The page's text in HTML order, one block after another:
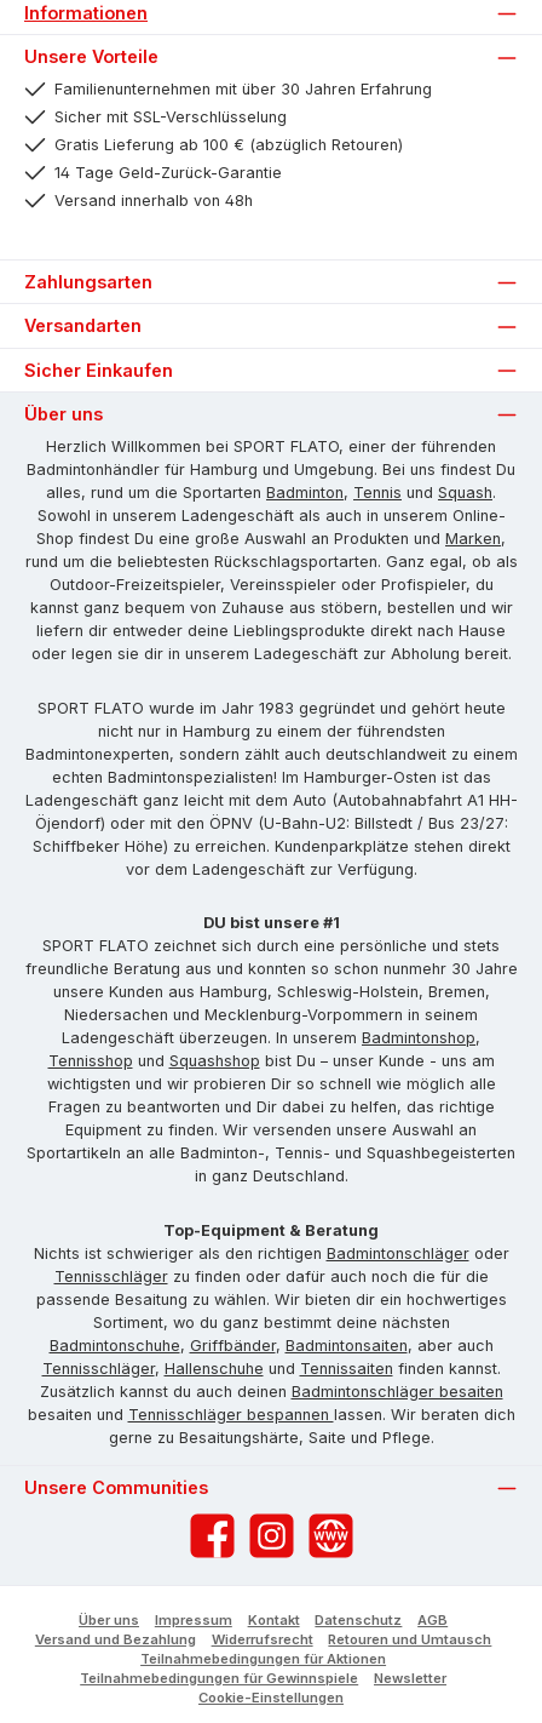
Informationen
Unsere Vorteile
Familienunternehmen mit über 30 Jahren Erfahrung
Sicher mit SSL-Verschlüsselung
Gratis Lieferung ab 100 € (abzüglich Retouren)
14 Tage Geld-Zurück-Garantie
Versand innerhalb von 48h
Zahlungsarten
Versandarten
Sicher Einkaufen
Über uns
Herzlich Willkommen bei SPORT FLATO, einer der führenden
Badmintonhändler für Hamburg und Umgebung. Bei uns findest Du
alles, rund um die Sportarten Badminton, Tennis und Squash.
Sowohl in unserem Ladengeschäft als auch in unserem Online-
Shop findest Du eine große Auswahl an Produkten und Marken,
rund um die beliebtesten Rückschlagsportarten. Ganz egal, ob als
Outdoor-Freizeitspieler, Vereinsspieler oder Profispieler, du
kannst ganz bequem von Zuhause aus stöbern, bestellen und wir
liefern dir entweder deine Lieblingsprodukte direkt nach Hause
oder legen sie dir in unserem Ladegeschäft zur Abholung bereit.
SPORT FLATO wurde im Jahr 1983 gegründet und gehört heute
nicht nur in Hamburg zu einem der führendsten
Badmintonexperten, sondern zählt auch deutschlandweit zu einem
echten Badmintonspezialisten! Im Hamburger-Osten ist das
Ladengeschäft ganz leicht mit dem Auto (Autobahnabfahrt A1 HH-
Öjendorf) oder mit den ÖPNV (U-Bahn-U2: Billstedt / Bus 23/27:
Schiffbeker Höhe) zu erreichen. Kundenparkplätze stehen direkt
vor dem Ladengeschäft zur Verfügung.
DU bist unsere #1
SPORT FLATO zeichnet sich durch eine persönliche und stets
freundliche Beratung aus und konnten so schon nunmehr 30 Jahre
unsere Kunden aus Hamburg, Schleswig-Holstein, Bremen,
Niedersachen und Mecklenburg-Vorpommern in seinem
Ladengeschäft überzeugen. In unserem Badmintonshop,
Tennisshop und Squashshop bist Du – unser Kunde - uns am
wichtigsten und wir probieren Dir so schnell wie möglich alle
Fragen zu beantworten und Dir dabei zu helfen, das richtige
Equipment zu finden. Wir versenden unsere Auswahl an
Sportartikeln an alle Badminton-, Tennis- und Squashbegeisterten
in ganz Deutschland.
Top-Equipment & Beratung
Nichts ist schwieriger als den richtigen Badmintonschlägeroder
Tennisschlägerzu finden oder dafür auch noch die für die
passende Besaitung zu wählen. Wir bieten dir ein hochwertiges
Sortiment, wo du ganz bestimmt deine nächsten
Badmintonschuhe, Griffbänder, Badmintonsaiten, aber auch
Tennisschläger, Hallenschuhe und Tennissaiten finden kannst.
Zusätzlich kannst du auch deinen Badmintonschläger besaiten
besaiten und Tennisschläger bespannen lassen. Wir beraten dich
gerne zu Besaitungshärte, Saite und Pflege.
Unsere Communities
FacebookInstagramWebsite
Über uns Impressum Kontakt Datenschutz
AGB
Versand und Bezahlung
Widerrufsrecht
Retouren und Umtausch
Teilnahmebedingungen für Aktionen
Teilnahmebedingungen für Gewinnspiele
Newsletter
Cookie-Einstellungen